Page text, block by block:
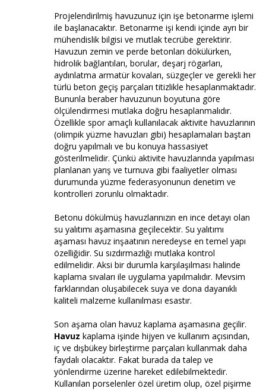
Projelendirilmiş havuzunuz için işe betonarme işlemi
ile başlanacaktır. Betonarme işi kendi içinde ayrı bir
mühendislik bilgisi ve mutlak tecrübe gerektirir.
Havuzun zemin ve perde betonları dökülürken,
hidrolik bağlantıları, borular, deşarj rögarları,
aydınlatma armatür kovaları, süzgeçler ve gerekli her
türlü beton geçiş parçaları titizlikle hesaplanmaktadır.
Bununla beraber havuzunun boyutuna göre
ölçülendirmesi mutlaka doğru hesaplanmalıdır.
Özellikle spor amaçlı kullanılacak aktivite havuzlarının
(olimpik yüzme havuzları gibi) hesaplamaları baştan
doğru yapılmalı ve bu konuya hassasiyet
gösterilmelidir. Çünkü aktivite havuzlarında yapılması
planlanan yarış ve turnuva gibi faaliyetler olması
durumunda yüzme federasyonunun denetim ve
kontrolleri zorunlu olmaktadır.
Betonu dökülmüş havuzlarınızın en ince detayı olan
su yalıtımı aşamasına geçilecektir. Su yalıtımı
aşaması havuz inşaatının neredeyse en temel yapı
özelliğidir. Su sızdırmazlığı mutlaka kontrol
edilmelidir. Aksi bir durumla karşılaşılması halinde
kaplama sıvaları ile uygulama yapılmalıdır. Mevsim
farklarından oluşabilecek suya ve dona dayanıklı
kaliteli malzeme kullanılması esastır.
Son aşama olan havuz kaplama aşamasına geçilir.
Havuz kaplama işinde hijyen ve kullanım açısından,
iç ve dışbükey birleştirme parçaları kullanmak daha
faydalı olacaktır. Fakat burada da talep ve
yönlendirme üzerine hareket edilebilmektedir.
Kullanılan porselenler özel üretim olup, özel pişirme